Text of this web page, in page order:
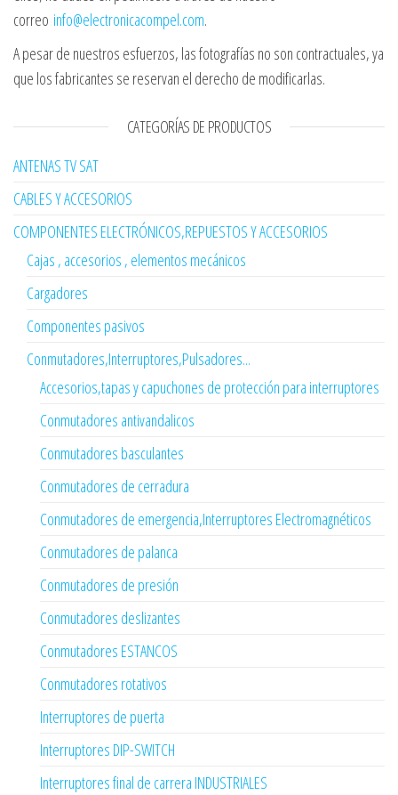
correo info@electronicacompel.com.
A pesar de nuestros esfuerzos, las fotografías no son contractuales, ya
que los fabricantes se reservan el derecho de modificarlas.
CATEGORÍAS DE PRODUCTOS
ANTENAS TV SAT
CABLES Y ACCESORIOS
COMPONENTES ELECTRÓNICOS,REPUESTOS Y ACCESORIOS
Cajas , accesorios , elementos mecánicos
Cargadores
Componentes pasivos
Conmutadores,Interruptores,Pulsadores...
Accesorios,tapas y capuchones de protección para interruptores
Conmutadores antivandalicos
Conmutadores basculantes
Conmutadores de cerradura
Conmutadores de emergencia,Interruptores Electromagnéticos
Conmutadores de palanca
Conmutadores de presión
Conmutadores deslizantes
Conmutadores ESTANCOS
Conmutadores rotativos
Interruptores de puerta
Interruptores DIP-SWITCH
Interruptores final de carrera INDUSTRIALES